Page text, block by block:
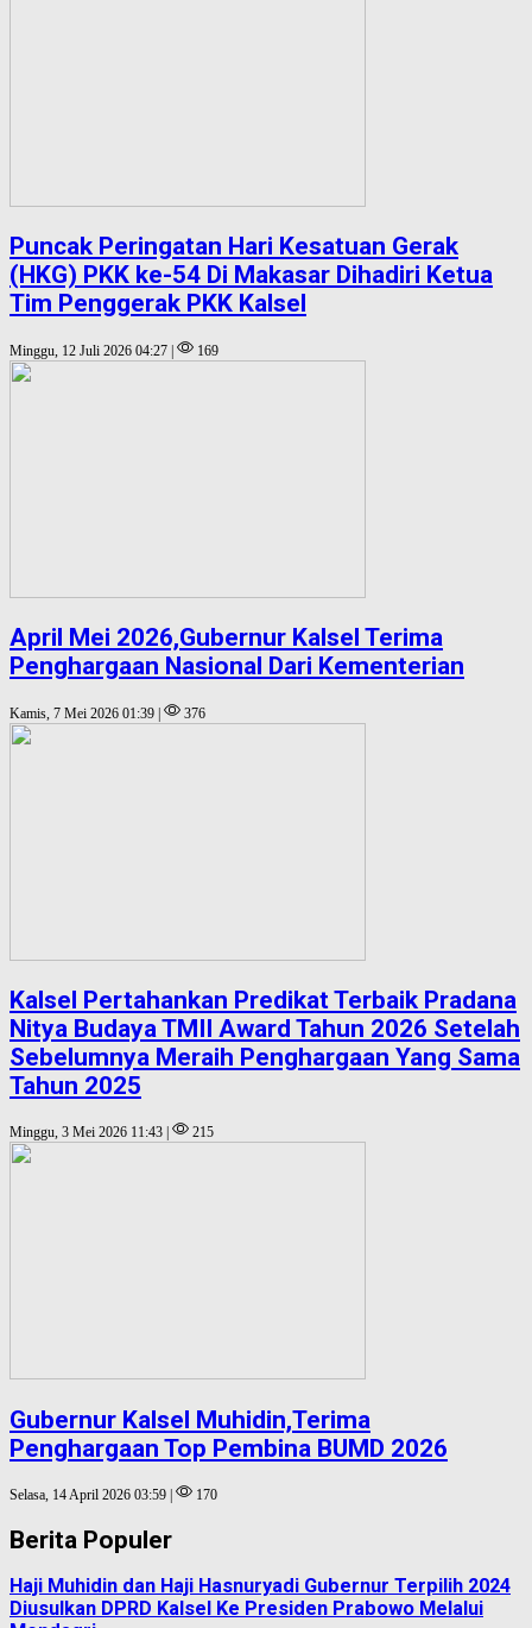
Puncak Peringatan Hari Kesatuan Gerak
(HKG) PKK ke-54 Di Makasar Dihadiri Ketua
Tim Penggerak PKK Kalsel
Minggu, 12 Juli 2026 04:27 | 169
April Mei 2026,Gubernur Kalsel Terima
Penghargaan Nasional Dari Kementerian
Kamis, 7 Mei 2026 01:39 | 376
Kalsel Pertahankan Predikat Terbaik Pradana
Nitya Budaya TMII Award Tahun 2026 Setelah
Sebelumnya Meraih Penghargaan Yang Sama
Tahun 2025
Minggu, 3 Mei 2026 11:43 | 215
Gubernur Kalsel Muhidin,Terima
Penghargaan Top Pembina BUMD 2026
Selasa, 14 April 2026 03:59 | 170
Berita Populer
Haji Muhidin dan Haji Hasnuryadi Gubernur Terpilih 2024
Diusulkan DPRD Kalsel Ke Presiden Prabowo Melalui